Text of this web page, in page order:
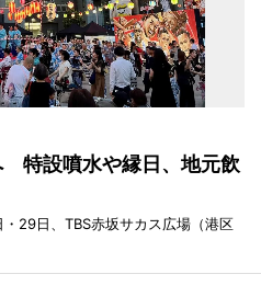
特設噴水や縁日、地元飲
29日、TBS赤坂サカス広場（港区